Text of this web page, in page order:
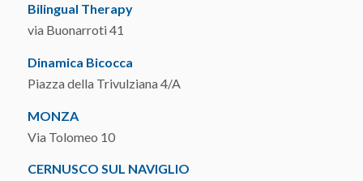
Bilingual Therapy
via Buonarroti 41
Dinamica Bicocca
Piazza della Trivulziana 4/A
MONZA
Via Tolomeo 10
CERNUSCO SUL NAVIGLIO